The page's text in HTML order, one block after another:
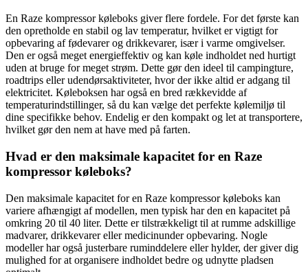
En Raze kompressor køleboks giver flere fordele. For det første kan
den opretholde en stabil og lav temperatur, hvilket er vigtigt for
opbevaring af fødevarer og drikkevarer, især i varme omgivelser.
Den er også meget energieffektiv og kan køle indholdet ned hurtigt
uden at bruge for meget strøm. Dette gør den ideel til campingture,
roadtrips eller udendørsaktiviteter, hvor der ikke altid er adgang til
elektricitet. Køleboksen har også en bred rækkevidde af
temperaturindstillinger, så du kan vælge det perfekte kølemiljø til
dine specifikke behov. Endelig er den kompakt og let at transportere,
hvilket gør den nem at have med på farten.
Hvad er den maksimale kapacitet for en Raze
kompressor køleboks?
Den maksimale kapacitet for en Raze kompressor køleboks kan
variere afhængigt af modellen, men typisk har den en kapacitet på
omkring 20 til 40 liter. Dette er tilstrækkeligt til at rumme adskillige
madvarer, drikkevarer eller medicinunder opbevaring. Nogle
modeller har også justerbare ruminddelere eller hylder, der giver dig
mulighed for at organisere indholdet bedre og udnytte pladsen